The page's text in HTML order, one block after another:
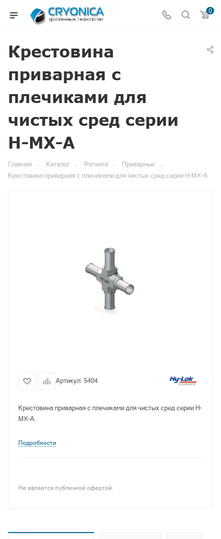
0
Крестовина
приварная с
плечиками для
чистых сред серии
H-MX-A
Главная — Каталог — Фитинги — Приварные —
Крестовина приварная с плечиками для чистых сред серии H-MX-A
Артикул: 5404
Крестовина приварная с плечиками для чистых сред серии H-
MX-A.
Подробности
Не является публичной офертой.